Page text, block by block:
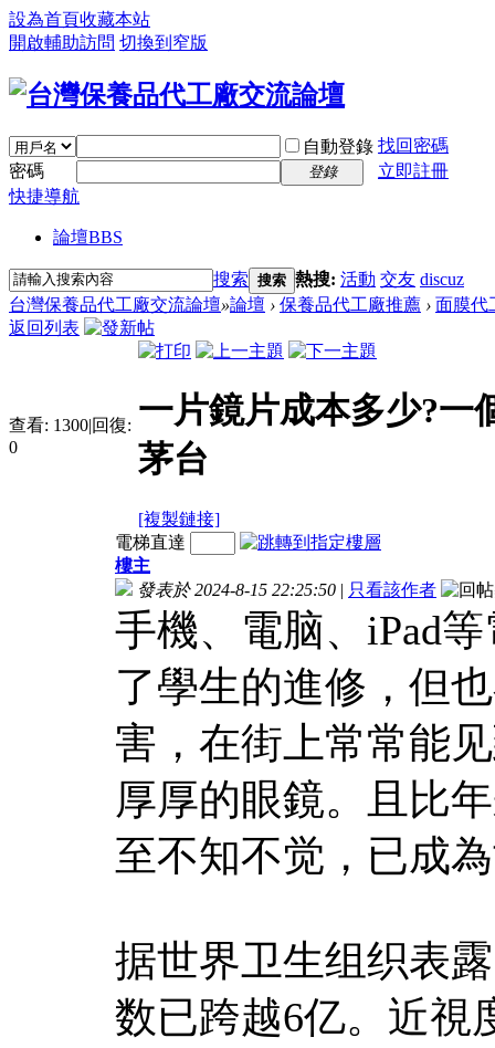
設為首頁收藏本站
開啟輔助訪問 切換到窄版
自動登錄 找回密碼
密碼
登錄
立即註冊
快捷導航
論壇BBS
搜索 搜索 熱搜: 活動 交友 discuz
台灣保養品代工廠交流論壇»論壇 › 保養品代工廠推薦 › 面膜代
返回列表
查看: 1300|回復:
0
一片鏡片成本多少?一
茅台
[複製鏈接]
電梯直達
樓主
發表於 2024-8-15 22:25:50 | 只看該作者
手機、電脑、iPad
了學生的進修，但
害，在街上常常能
厚厚的眼鏡。且比
至不知不觉，已成
据世界卫生组织表
数已跨越6亿。近視